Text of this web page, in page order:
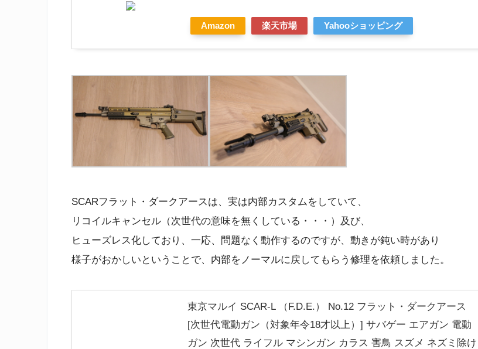
Amazon 楽天市場 Yahooショッピング
SCARフラット・ダークアースは、実は内部カスタムをしていて、
リコイルキャンセル（次世代の意味を無くしている・・・）及び、
ヒューズレス化しており、一応、問題なく動作するのですが、動きが鈍い時があり
様子がおかしいということで、内部をノーマルに戻してもらう修理を依頼しました。
東京マルイ SCAR-L （F.D.E.） No.12 フラット・ダークアース
[次世代電動ガン（対象年令18才以上）] サバゲー エアガン 電動
ガン 次世代 ライフル マシンガン カラス 害鳥 スズメ ネズミ除け